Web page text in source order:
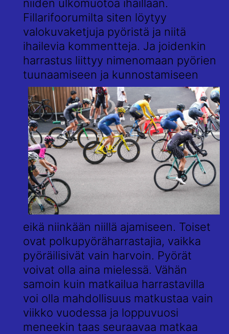
niiden ulkomuotoa ihaillaan.
Fillarifoorumilta siten löytyy
valokuvaketjuja pyöristä ja niitä
ihailevia kommentteja. Ja joidenkin
harrastus liittyy nimenomaan pyörien
tuunaamiseen ja kunnostamiseen
eikä niinkään niillä ajamiseen. Toiset
ovat polkupyöräharrastajia, vaikka
pyöräilisivät vain harvoin. Pyörät
voivat olla aina mielessä. Vähän
samoin kuin matkailua harrastavilla
voi olla mahdollisuus matkustaa vain
viikko vuodessa ja loppuvuosi
meneekin taas seuraavaa matkaa